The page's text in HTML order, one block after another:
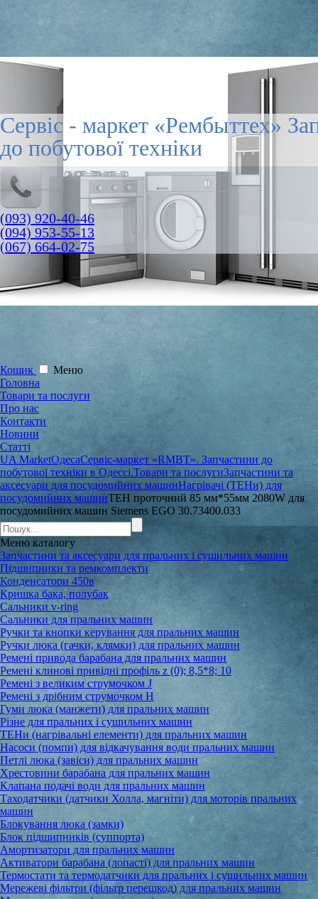
Сервіс - маркет «Рембыттех»
до побутової техніки
(093) 920-40-46
(094) 953-55-13
(067) 664-02-75
Кошик
Меню
Головна
Товари та послуги
Про нас
Контакти
Новини
Статті
UA MarketОдесаСервіс-маркет «RMBT». Запчастини до
побутової техніки в Одессі.Товари та послугиЗапчастини та
аксесуари для посудомийних машинНагрівачі (ТЕНи) для
посудомийних машинТЕН проточний 85 мм*55мм 2080W для
посудомийних машин Siemens EGO 30.73400.033
Меню каталогу
Запчастини та аксесуари для пральних і сушильних машин
Підшипники та ремкомплекти
Конденсатори 450в
Кришка бака, полубак
Сальники v-ring
Сальники для пральних машин
Ручки та кнопки керування для пральних машин
Ручки люка (гачки, клямки) для пральних машин
Ремені привода барабана для пральних машин
Ремені клинові привідні профіль z (0); 8,5*8; 10
Ремені з великим струмочком J
Ремені з дрібним струмочком Н
Гуми люка (манжети) для пральних машин
Різне для пральних і сушильних машин
ТЕНи (нагрівальні елементи) для пральних машин
Насоси (помпи) для відкачування води пральних машин
Петлі люка (завіси) для пральних машин
Хрестовини барабана для пральних машин
Клапана подачі води для пральних машин
Таходатчики (датчики Холла, магніти) для моторів пральних
машин
Блокування люка (замки)
Блок підшипників (суппорта)
Амортизатори для пральних машин
Активатори барабана (лопасті) для пральних машин
Термостати та термодатчики для пральних і сушильних машин
Мережеві фільтри (фільтр перешкод) для пральних машин